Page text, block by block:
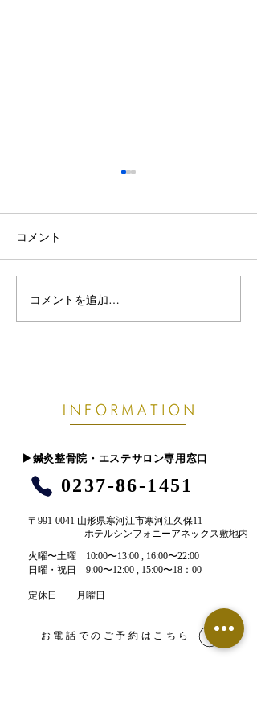
夏休み前に整えたい全身
のだるさと肩こり腰痛｜
コメント
コメントを追加…
​▶︎鍼灸整骨院・エステサロン専用窓口
0237-86-1451
〒991-0041 山形県寒河江市寒河江久保11
ホテルシンフォニーアネックス敷地内
​火曜〜土曜 10:00〜13:00 , 16:00〜22:00​
​日曜・祝日 9:00〜12:00 , 15:00〜18：00
定休日 月曜日
お電話でのご予約はこちら